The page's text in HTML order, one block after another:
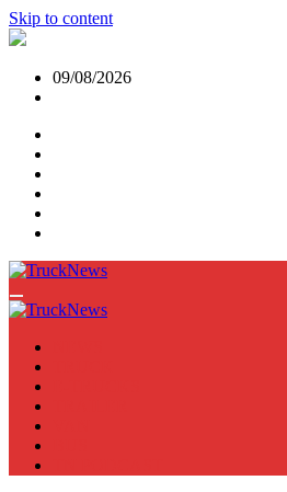
Skip to content
09/08/2026